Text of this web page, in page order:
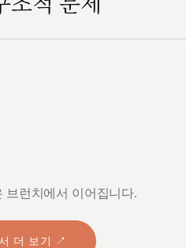
브런치에서 이어집니다.
더 보기 ↗